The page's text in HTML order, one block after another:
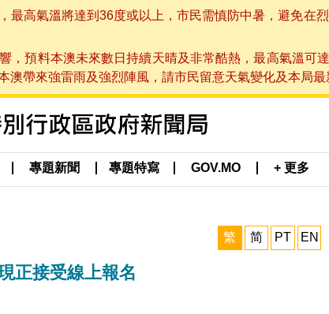
最高氣溫將達到36度或以上，市民需慎防中暑，避免在
，預料本澳未來數日持續天晴及非常酷熱，最高氣溫可
澳帶來強雷雨及強烈陣風，請市民留意天氣變化及本局
專題新聞 專題特寫 GOV.MO + 更多
繁 简 PT EN
正接受線上報名